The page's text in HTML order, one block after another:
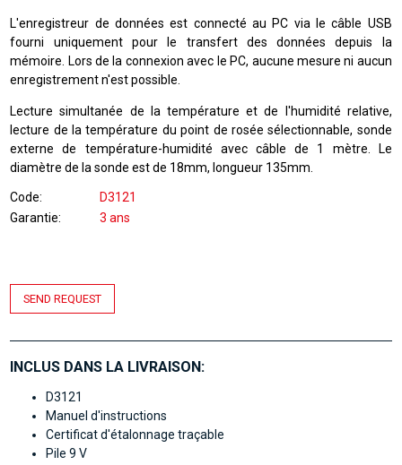
L'enregistreur de données est connecté au PC via le câble USB
fourni uniquement pour le transfert des données depuis la
mémoire. Lors de la connexion avec le PC, aucune mesure ni aucun
enregistrement n'est possible.
Lecture simultanée de la température et de l'humidité relative,
lecture de la température du point de rosée sélectionnable, sonde
externe de température-humidité avec câble de 1 mètre. Le
diamètre de la sonde est de 18mm, longueur 135mm.
Code
D3121
Garantie
3 ans
SEND REQUEST
INCLUS DANS LA LIVRAISON:
D3121
Manuel d'instructions
Certificat d'étalonnage traçable
Pile 9 V